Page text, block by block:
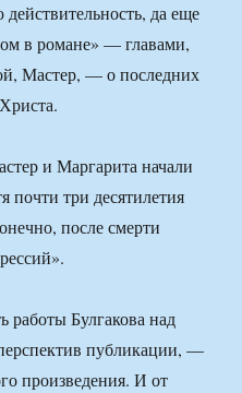
да еще
в романе» — главами,
Мастер, — о последних
и Маргарита начали
почти три десятилетия
после смерти
работы Булгакова над
публикации, —
произведения. И от